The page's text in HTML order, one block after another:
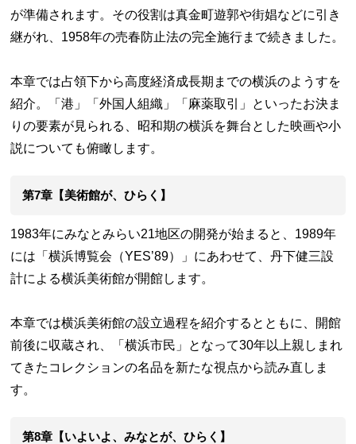
が準備されます。その役割は真金町遊郭や街娼などに引き
継がれ、1958年の売春防止法の完全施行まで続きました。
本章では占領下から高度経済成長期までの横浜のようすを
紹介。「港」「外国人組織」「麻薬取引」といったお決ま
りの要素が見られる、昭和期の横浜を舞台とした映画や小
説についても俯瞰します。
第7章【美術館が、ひらく】
1983年にみなとみらい21地区の開発が始まると、1989年
には「横浜博覧会（YES’89）」にあわせて、丹下健三設
計による横浜美術館が開館します。
本章では横浜美術館の設立過程を紹介するとともに、開館
前後に収蔵され、「横浜市民」となって30年以上親しまれ
てきたコレクションの名品を新たな視点から読み直しま
す。
第8章【いよいよ、みなとが、ひらく】